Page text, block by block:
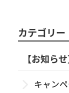
カテゴリー
【お知らせ
キャン